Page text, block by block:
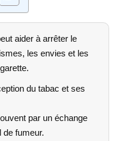
aider à arrêter le
les envies et les
du tabac et ses
par un échange
de fumeur.